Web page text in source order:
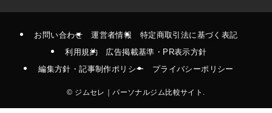
お問い合わせ 運営者情報
特定商取引法に基づく表記
利用規約
広告掲載基準・PR表示方針
編集方針・記事制作ポリシー
プライバシーポリシー
© ジムセレ｜パーソナルジム比較サイト.